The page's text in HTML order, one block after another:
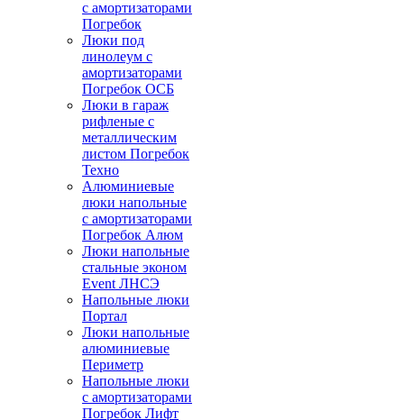
с амортизаторами
Погребок
Люки под
линолеум с
амортизаторами
Погребок ОСБ
Люки в гараж
рифленые с
металлическим
листом Погребок
Техно
Алюминиевые
люки напольные
с амортизаторами
Погребок Алюм
Люки напольные
стальные эконом
Event ЛНСЭ
Напольные люки
Портал
Люки напольные
алюминиевые
Периметр
Напольные люки
с амортизаторами
Погребок Лифт